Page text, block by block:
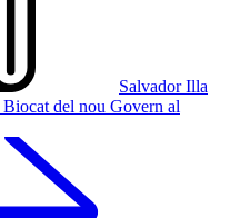
Salvador Illa
del nou Govern al